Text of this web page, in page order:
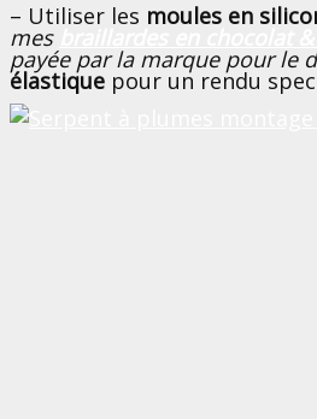
– Utiliser les moules en
mes braillardes en chocolat
payée par la marque pour le
élastique pour un rendu